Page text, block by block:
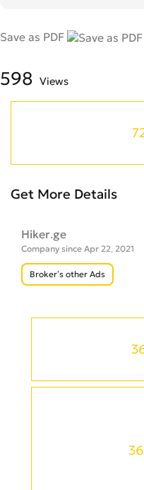
Save as PDF
598 Views
Get More Details
Hiker.ge
Company since Apr 22, 2021
Broker’s other Ads